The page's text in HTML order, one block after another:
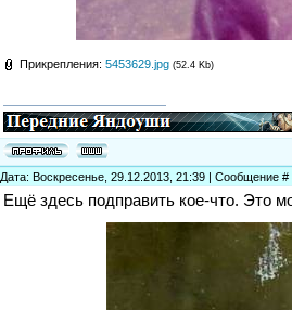
Прикрепления: 5453629.jpg (52.4 Kb)
Дата: Воскресенье, 29.12.2013, 21:39 | Сообщение #
Ещё здесь подправить кое-что. Это